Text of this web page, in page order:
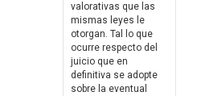
valorativas que las
mismas leyes le
otorgan. Tal lo que
ocurre respecto del
juicio que en
definitiva se adopte
sobre la eventual